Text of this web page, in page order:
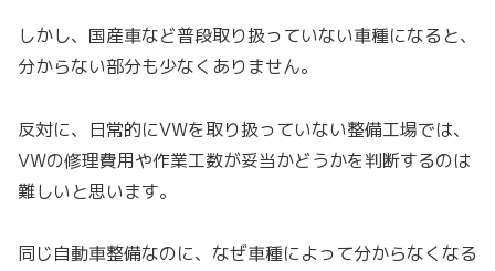
しかし、国産車など普段取り扱っていない車種になると、
分からない部分も少なくありません。
反対に、日常的にVWを取り扱っていない整備工場では、
VWの修理費用や作業工数が妥当かどうかを判断するのは
難しいと思います。
同じ自動車整備なのに、なぜ車種によって分からなくなる